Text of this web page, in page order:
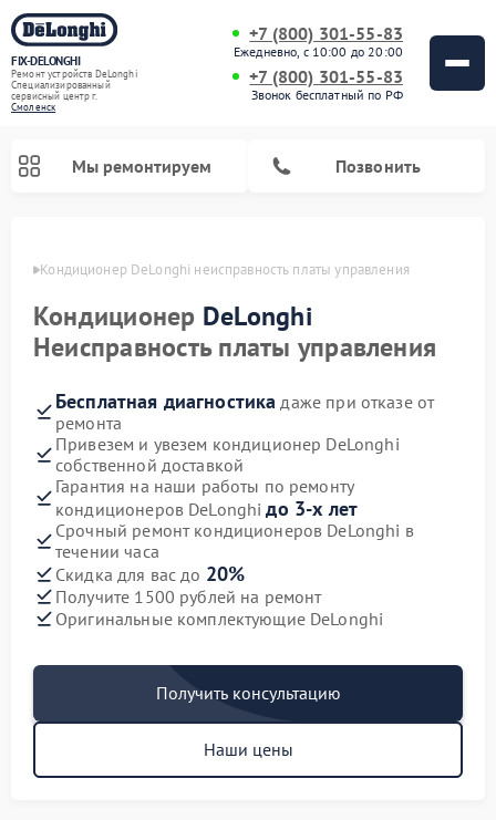
FIX-DELONGHI
Ремонт устройств DeLonghi
Специализированный
cервисный центр г.
Смоленск
+7 (800) 301-55-83
Ежедневно, с 10:00 до 20:00
+7 (800) 301-55-83
Звонок бесплатный по РФ
Мы ремонтируем Позвонить
Кондиционер DeLonghi неисправность платы управления
Кондиционер DeLonghi
Неисправность платы управления
Бесплатная диагностика даже при отказе от
ремонта
Привезем и увезем кондиционер DeLonghi
собственной доставкой
Гарантия на наши работы по ремонту
кондиционеров DeLonghiдо 3-х лет
Срочный ремонт кондиционеров DeLonghi в
течении часа
Скидка для вас до 20%
Получите 1500 рублей на ремонт
Оригинальные комплектующие DeLonghi
Получить консультацию
Наши цены